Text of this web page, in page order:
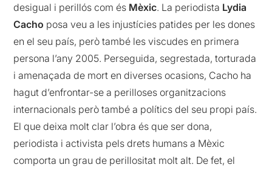
desigual i perillós com és Mèxic. La periodista Lydia
Cacho posa veu a les injustícies patides per les dones
en el seu país, però també les viscudes en primera
persona l’any 2005. Perseguida, segrestada, torturada
i amenaçada de mort en diverses ocasions, Cacho ha
hagut d’enfrontar-se a perilloses organitzacions
internacionals però també a polítics del seu propi país.
El que deixa molt clar l’obra és que ser dona,
periodista i activista pels drets humans a Mèxic
comporta un grau de perillositat molt alt. De fet, el